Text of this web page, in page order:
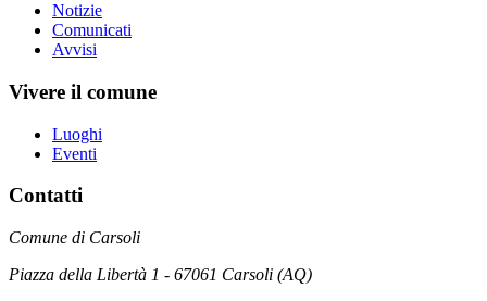
Notizie
Comunicati
Avvisi
Vivere il comune
Luoghi
Eventi
Contatti
Comune di Carsoli
Piazza della Libertà 1 - 67061 Carsoli (AQ)